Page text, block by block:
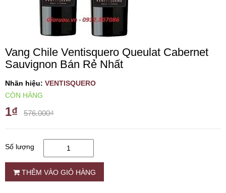
RƯỢU VANG BỊCH
RƯỢU VANG ÚC
RƯỢU VANG ÁO
RƯỢU SỮA
RƯỢU WHISKY
RƯỢU XO BRANDY
Vang Chile Ventisquero Queulat Cabernet
Sauvignon Bán Rẻ Nhất
Nhãn hiệu: VENTISQUERO
CÒN HÀNG
1₫ 576.000₫
Số lượng
THÊM VÀO GIỎ HÀNG